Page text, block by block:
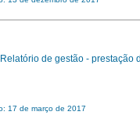
Relatório de gestão - prestação
17 de março de 2017